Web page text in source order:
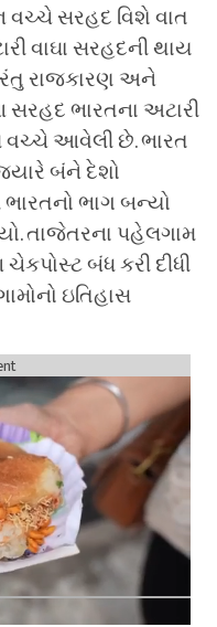
સરહદ વિશે વાત
વાઘા સરહદની થાય
રાજકારણ અને
ભારતના અટારી
વચ્ચે આવેલી છે. ભારત
બંને દેશો
ભાગ બન્યો
તાજેતરના પહેલગામ
બંધ કરી દીધી
ઇતિહાસ